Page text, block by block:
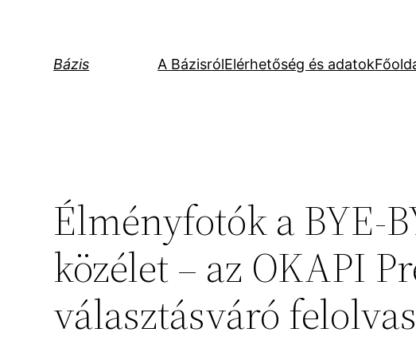
tartalomhoz
Bázis A BázisrólElérhetőség és adatok
Élményfotók a BYE-
közélet – az OKAPI
választásváró